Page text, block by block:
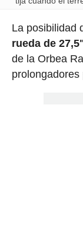
La posibilidad
rueda de
de la Orbea